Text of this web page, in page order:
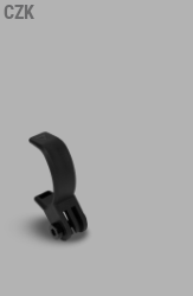
CZK